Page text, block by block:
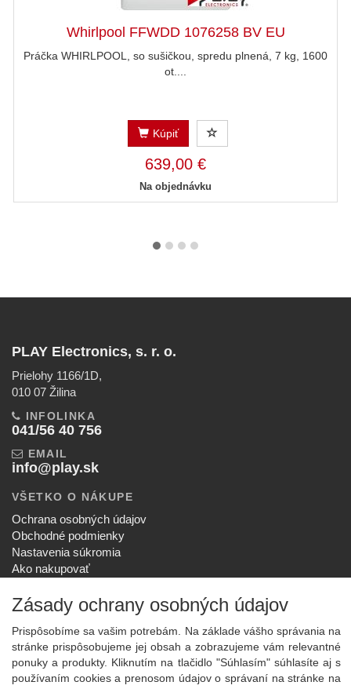
Whirlpool FFWDD 1076258 BV EU
Práčka WHIRLPOOL, so sušičkou, spredu plnená, 7 kg, 1600
ot....
Kúpiť
639,00 €
Na objednávku
PLAY Electronics, s. r. o.
Prielohy 1166/1D,
010 07 Žilina
INFOLINKA
041/56 40 756
EMAIL
info@play.sk
VŠETKO O NÁKUPE
Ochrana osobných údajov
Obchodné podmienky
Nastavenia súkromia
Ako nakupovať
SPOLOČNOSŤ
O nás
Kontakt
Služby
Aktuality
Zásady ochrany osobných údajov
Prispôsobíme sa vašim potrebám. Na základe vášho správania na
stránke prispôsobujeme jej obsah a zobrazujeme vám relevantné
ponuky a produkty. Kliknutím na tlačidlo "Súhlasím" súhlasíte aj s
používaním cookies a prenosom údajov o správaní na stránke na